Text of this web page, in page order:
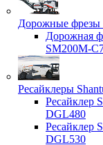
Дорожные фрезы
Дорожная
SM200M-
Ресайклеры
Ресайклер
DGL480
Ресайклер
DGL530